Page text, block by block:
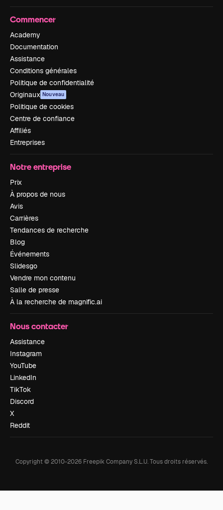
Commencer
Academy
Documentation
Assistance
Conditions générales
Politique de confidentialité
Originaux Nouveau
Politique de cookies
Centre de confiance
Affiliés
Entreprises
Notre entreprise
Prix
À propos de nous
Avis
Carrières
Tendances de recherche
Blog
Événements
Slidesgo
Vendre mon contenu
Salle de presse
À la recherche de magnific.ai
Nous contacter
Assistance
Instagram
YouTube
LinkedIn
TikTok
Discord
X
Reddit
Copyright © 2010-2026 Freepik Company S.L.U.Tous droits réservés.